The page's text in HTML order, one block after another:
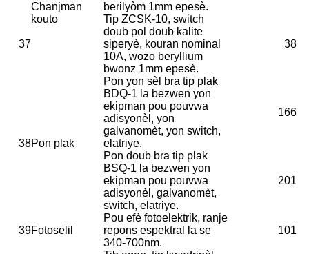
Chanjman
kouto
berilyòm 1mm epesè.
37
Tip ZCSK-10, switch
doub pol doub kalite
siperyè, kouran nominal
10A, wozo beryllium
bwonz 1mm epesè.
38
38Pon plak
Pon yon sèl bra tip plak
BDQ-1 la bezwen yon
ekipman pou pouvwa
adisyonèl, yon
galvanomèt, yon switch,
elatriye.
166
Pon doub bra tip plak
BSQ-1 la bezwen yon
ekipman pou pouvwa
adisyonèl, galvanomèt,
switch, elatriye.
201
39Fotoselil
Pou efè fotoelektrik, ranje
repons espektral la se
340-700nm.
101